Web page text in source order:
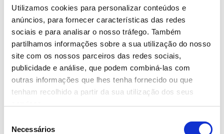
Utilizamos cookies para personalizar conteúdos e
anúncios, para fornecer características das redes
sociais e para analisar o nosso tráfego. Também
partilhamos informações sobre a sua utilização do nosso
site com os nossos parceiros das redes sociais,
publicidade e análise, que podem combiná-las com
outras informações que lhes tenha fornecido ou que
tenham recolhido a partir da sua utilização dos seus
Necessários